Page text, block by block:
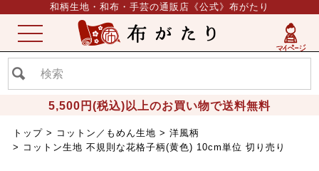
和柄生地・和布・手芸の通販店《公式》布がたり
5,500円(税込)以上のお買い物で送料無料
ME
NU
トップ コットン／もめん生地
洋風柄
コットン生地 不規則な花格子柄(黄色) 10cm単位 切り売り